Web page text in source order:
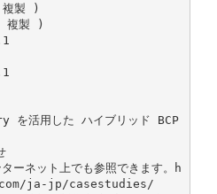
製 )
複製 )
活用した ハイブリッド BCP
ーネット上でも参照できます。h
ja-jp/casestudies/